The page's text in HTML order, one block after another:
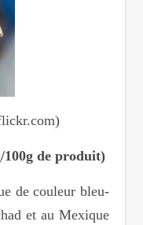
de produit)
de couleur bleu-
et au Mexique